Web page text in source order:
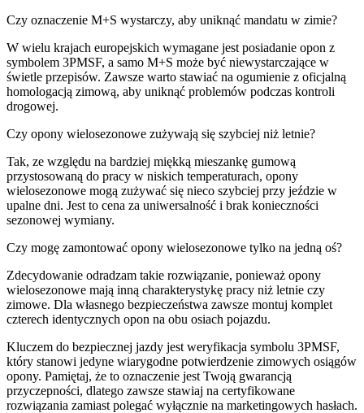
Czy oznaczenie M+S wystarczy, aby uniknąć mandatu w zimie?
W wielu krajach europejskich wymagane jest posiadanie opon z
symbolem 3PMSF, a samo M+S może być niewystarczające w
świetle przepisów. Zawsze warto stawiać na ogumienie z oficjalną
homologacją zimową, aby uniknąć problemów podczas kontroli
drogowej.
Czy opony wielosezonowe zużywają się szybciej niż letnie?
Tak, ze względu na bardziej miękką mieszankę gumową
przystosowaną do pracy w niskich temperaturach, opony
wielosezonowe mogą zużywać się nieco szybciej przy jeździe w
upalne dni. Jest to cena za uniwersalność i brak konieczności
sezonowej wymiany.
Czy mogę zamontować opony wielosezonowe tylko na jedną oś?
Zdecydowanie odradzam takie rozwiązanie, ponieważ opony
wielosezonowe mają inną charakterystykę pracy niż letnie czy
zimowe. Dla własnego bezpieczeństwa zawsze montuj komplet
czterech identycznych opon na obu osiach pojazdu.
Kluczem do bezpiecznej jazdy jest weryfikacja symbolu 3PMSF,
który stanowi jedyne wiarygodne potwierdzenie zimowych osiągów
opony. Pamiętaj, że to oznaczenie jest Twoją gwarancją
przyczepności, dlatego zawsze stawiaj na certyfikowane
rozwiązania zamiast polegać wyłącznie na marketingowych hasłach.